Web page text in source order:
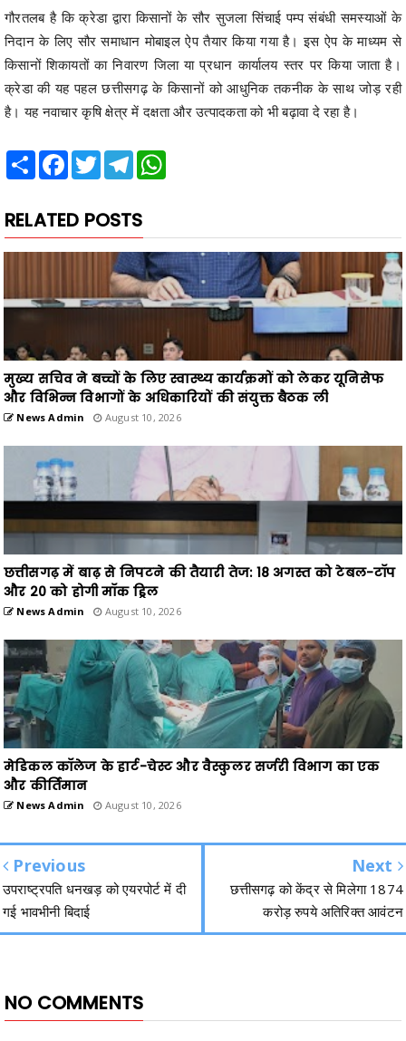
गौरतलब है कि क्रेडा द्वारा किसानों के सौर सुजला सिंचाई पम्प संबंधी समस्याओं के
निदान के लिए सौर समाधान मोबाइल ऐप तैयार किया गया है। इस ऐप के माध्यम से
किसानों शिकायतों का निवारण जिला या प्रधान कार्यालय स्तर पर किया जाता है।
क्रेडा की यह पहल छत्तीसगढ़ के किसानों को आधुनिक तकनीक के साथ जोड़ रही
है। यह नवाचार कृषि क्षेत्र में दक्षता और उत्पादकता को भी बढ़ावा दे रहा है।
Share Facebook
TwitterTelegram
RELATED POSTS
मुख्य सचिव ने बच्चों के लिए स्वास्थ्य कार्यक्रमों को लेकर यूनिसेफ
और विभिन्न विभागों के अधिकारियों की संयुक्त बैठक ली
News Admin August 10, 2026
छत्तीसगढ़ में बाढ़ से निपटने की तैयारी तेज: 18 अगस्त को टेबल-टॉप
और 20 को होगी मॉक ड्रिल
News Admin August 10, 2026
मेडिकल कॉलेज के हार्ट-चेस्ट और वैस्कुलर सर्जरी विभाग का एक
और कीर्तिमान
News Admin August 10, 2026
Previous
उपराष्ट्रपति धनखड़ को एयरपोर्ट में दी
गई भावभीनी बिदाई
Next
छत्तीसगढ़ को केंद्र से मिलेगा 1874
करोड़ रुपये अतिरिक्त आवंटन
NO COMMENTS